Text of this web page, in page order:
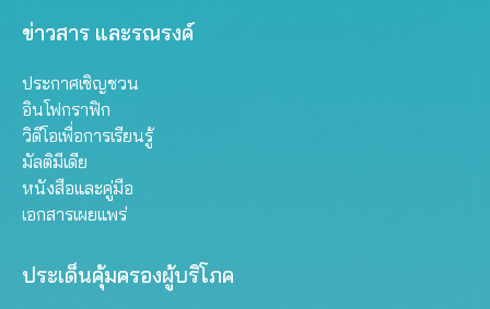
ข่าวสาร และรณรงค์
ประกาศเชิญชวน
อินโฟกราฟิก
วิดีโอเพื่อการเรียนรู้
มัลติมีเดีย
หนังสือและคู่มือ
เอกสารเผยแพร่
ประเด็นคุ้มครองผู้บริโภค